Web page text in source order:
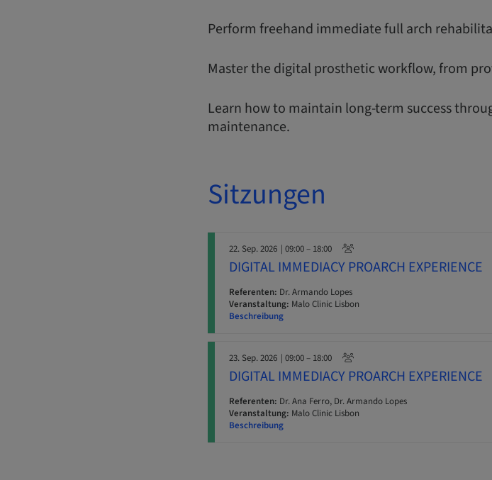
Perform freehand immediate full arch
Master the digital prosthetic workflow, from
Learn how to maintain long-term success
maintenance.
Sitzungen
22. Sep. 2026 | 09:00 – 18:00
DIGITAL IMMEDIACY PROARCH EXPERIENCE
Referenten: Dr. Armando Lopes
Veranstaltung: Malo Clinic Lisbon
Beschreibung
23. Sep. 2026 | 09:00 – 18:00
DIGITAL IMMEDIACY PROARCH EXPERIENCE
Referenten: Dr. Ana Ferro, Dr. Armando Lopes
Veranstaltung: Malo Clinic Lisbon
Beschreibung